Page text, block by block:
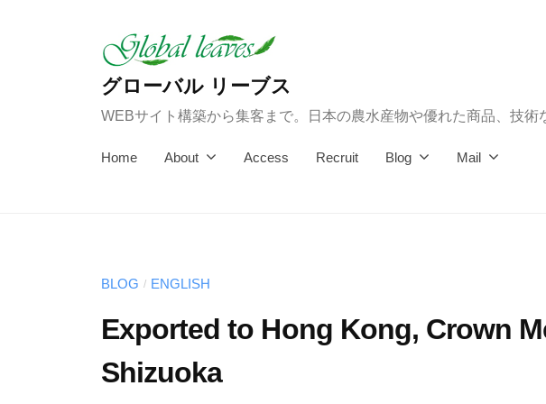
グローバル リーブス
WEBサイト構築から集客まで。日本の農水産物や優れた商品、技
Home About Access Recruit Blog Mail
BLOG / ENGLISH
Exported to Hong Kong, Crown
Shizuoka